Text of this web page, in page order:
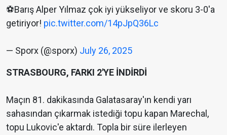
⚽️Barış Alper Yılmaz çok iyi yükseliyor ve skoru 3-0'a
getiriyor! pic.twitter.com/14pJpQ36Lc
— Sporx (@sporx) July 26, 2025
STRASBOURG, FARKI 2'YE İNDİRDİ
Maçın 81. dakikasında Galatasaray'ın kendi yarı
sahasından çıkarmak istediği topu kapan Marechal,
topu Lukovic'e aktardı. Topla bir süre ilerleyen